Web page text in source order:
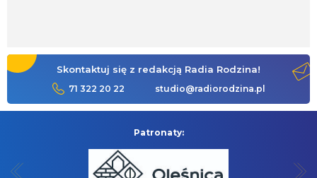
Skontaktuj się z redakcją Radia Rodzina!
71 322 20 22 studio@radiorodzina.pl
Patronaty: